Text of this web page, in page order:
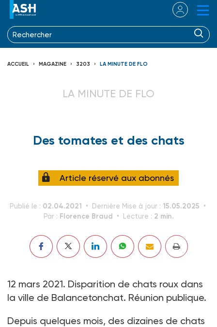
ACCUEIL MAGAZINE 3203 LA MINUTE DE FLO
LA MINUTE DE FLO
Des tomates et des chats
Article réservé aux abonnés
Publié le : 02.04.2021 Dernière Mise à jour : 15.05.2025
Par : Florence Braud Lecture : 2 min.
12 mars 2021. Disparition de chats roux dans
la ville de Balancetonchat. Réunion publique.
Depuis quelques mois, des dizaines de chats